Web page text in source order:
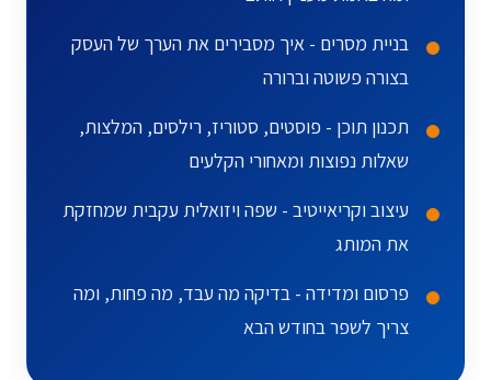
בניית מסרים - איך מסבירים את הערך של העסק
בצורה פשוטה וברורה
תכנון תוכן - פוסטים, סטוריז, רילסים, המלצות,
שאלות נפוצות ומאחורי הקלעים
עיצוב וקריאייטיב - שפה ויזואלית עקבית שמחזקת
את המותג
פרסום ומדידה - בדיקה מה עבד, מה פחות, ומה
צריך לשפר בחודש הבא